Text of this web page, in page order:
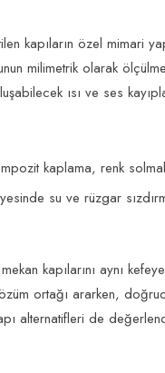
kapıların özel mimari
milimetrik olarak
ısı ve ses
kaplama, renk
su ve rüzgar
kapılarını aynı
ortağı ararken,
alternatifleri de